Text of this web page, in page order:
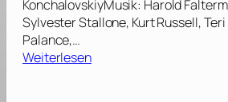
9
9
]
KonchalovskiyMusik: Harold
Sylvester Stallone, Kurt Russell,
Palance,…
Weiterlesen: